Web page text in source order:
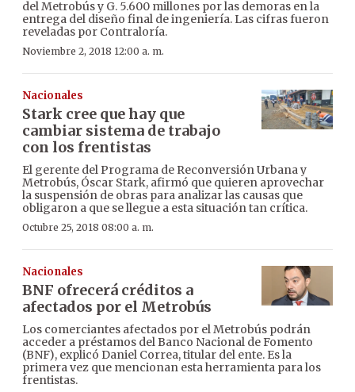
del Metrobús y G. 5.600 millones por las demoras en la
entrega del diseño final de ingeniería. Las cifras fueron
reveladas por Contraloría.
Noviembre 2, 2018 12:00 a. m.
Nacionales
Stark cree que hay que
cambiar sistema de trabajo
con los frentistas
El gerente del Programa de Reconversión Urbana y
Metrobús, Óscar Stark, afirmó que quieren aprovechar
la suspensión de obras para analizar las causas que
obligaron a que se llegue a esta situación tan crítica.
Octubre 25, 2018 08:00 a. m.
Nacionales
BNF ofrecerá créditos a
afectados por el Metrobús
Los comerciantes afectados por el Metrobús podrán
acceder a préstamos del Banco Nacional de Fomento
(BNF), explicó Daniel Correa, titular del ente. Es la
primera vez que mencionan esta herramienta para los
frentistas.